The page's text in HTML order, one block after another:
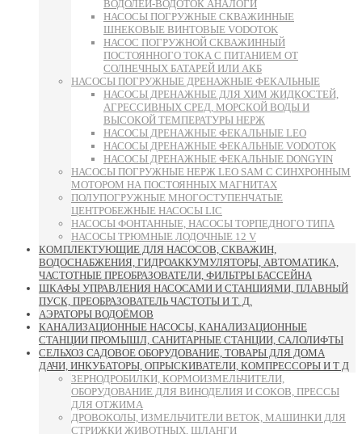
ВОДОЛЕЙ-ВОДОТОК АНАЛОГИ
НАСОСЫ ПОГРУЖНЫЕ СКВАЖИННЫЕ
ШНЕКОВЫЕ ВИНТОВЫЕ VODOTOK
НАСОС ПОГРУЖНОЙ СКВАЖИННЫЙ
ПОСТОЯННОГО ТОКА С ПИТАНИЕМ ОТ
СОЛНЕЧНЫХ БАТАРЕЙ ИЛИ АКБ
НАСОСЫ ПОГРУЖНЫЕ ДРЕНАЖНЫЕ ФЕКАЛЬНЫЕ
НАСОСЫ ДРЕНАЖНЫЕ ДЛЯ ХИМ ЖИДКОСТЕЙ,
АГРЕССИВНЫХ СРЕД, МОРСКОЙ ВОДЫ И
ВЫСОКОЙ ТЕМПЕРАТУРЫ НЕРЖ
НАСОСЫ ДРЕНАЖНЫЕ ФЕКАЛЬНЫЕ LEO
НАСОСЫ ДРЕНАЖНЫЕ ФЕКАЛЬНЫЕ VODOTOK
НАСОСЫ ДРЕНАЖНЫЕ ФЕКАЛЬНЫЕ DONGYIN
НАСОСЫ ПОГРУЖНЫЕ НЕРЖ LEO SAM С СИНХРОННЫМ
МОТОРОМ НА ПОСТОЯННЫХ МАГНИТАХ
ПОЛУПОГРУЖНЫЕ МНОГОСТУПЕНЧАТЫЕ
ЦЕНТРОБЕЖНЫЕ НАСОСЫ LIC
НАСОСЫ ФОНТАННЫЕ, НАСОСЫ ТОРПЕДНОГО ТИПА
НАСОСЫ ТРЮМНЫЕ ЛОДОЧНЫЕ 12 V
КОМПЛЕКТУЮЩИЕ ДЛЯ НАСОСОВ, СКВАЖИН,
ВОДОСНАБЖЕНИЯ, ГИДРОАККУМУЛЯТОРЫ, АВТОМАТИКА,
ЧАСТОТНЫЕ ПРЕОБРАЗОВАТЕЛИ, ФИЛЬТРЫ БАССЕЙНА
ШКАФЫ УПРАВЛЕНИЯ НАСОСАМИ И СТАНЦИЯМИ, ПЛАВНЫЙ
ПУСК, ПРЕОБРАЗОВАТЕЛЬ ЧАСТОТЫ И Т. Д.
АЭРАТОРЫ ВОДОЁМОВ
КАНАЛИЗАЦИОННЫЕ НАСОСЫ, КАНАЛИЗАЦИОННЫЕ
СТАНЦИИ ПРОМЫШЛ, САНИТАРНЫЕ СТАНЦИИ, САЛОЛИФТЫ
СЕЛЬХОЗ САДОВОЕ ОБОРУДОВАНИЕ, ТОВАРЫ ДЛЯ ДОМА
ДАЧИ, ИНКУБАТОРЫ, ОПРЫСКИВАТЕЛИ, КОМПРЕССОРЫ И Т Д
ЗЕРНОДРОБИЛКИ, КОРМОИЗМЕЛЬЧИТЕЛИ,
ОБОРУДОВАНИЕ ДЛЯ ВИНОДЕЛИЯ И СОКОВ, ПРЕССЫ
ДЛЯ ОТЖИМА
ДРОВОКОЛЫ, ИЗМЕЛЬЧИТЕЛИ ВЕТОК, МАШИНКИ ДЛЯ
СТРИЖКИ ЖИВОТНЫХ, ШЛАНГИ